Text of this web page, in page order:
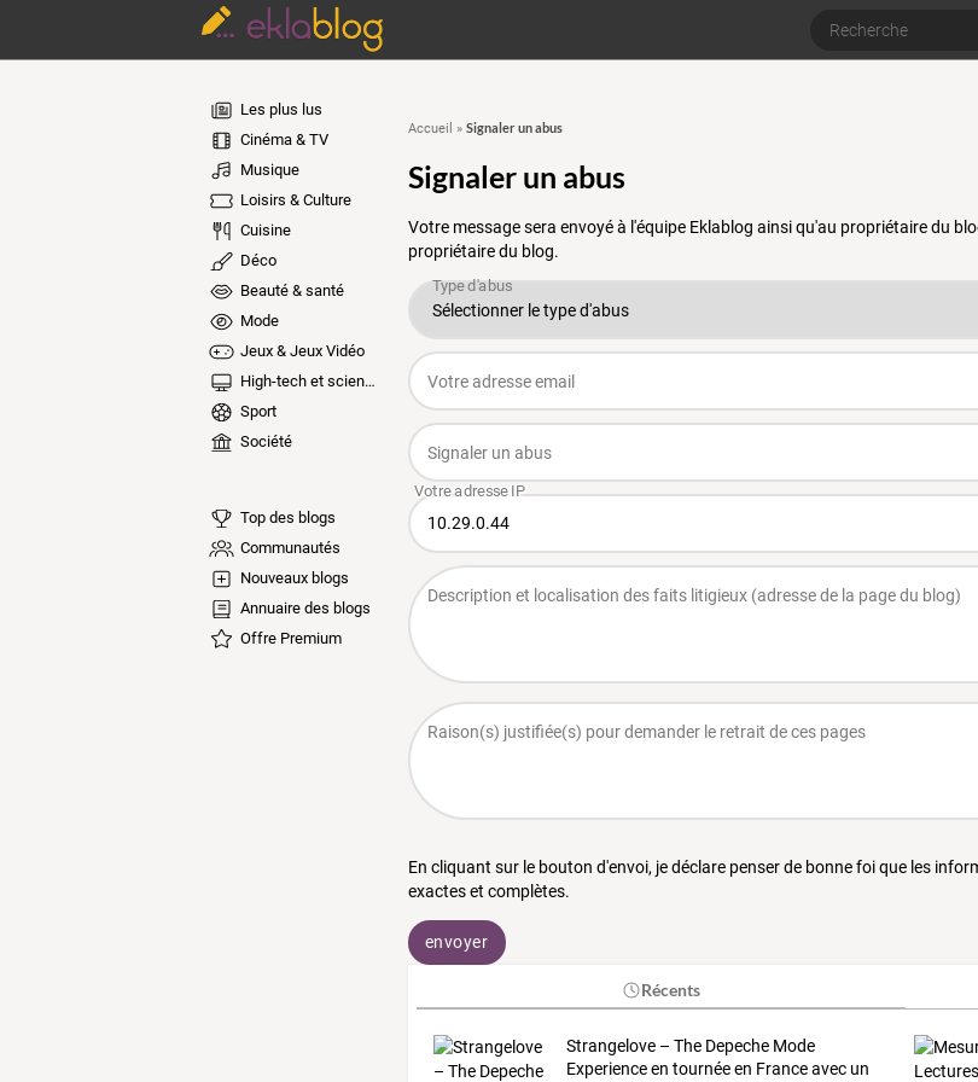
Les plus lus
Cinéma & TV
Musique
Loisirs & Culture
Cuisine
Déco
Beauté & santé
Mode
Jeux & Jeux Vidéo
High-tech et sciences
Sport
Société
Top des blogs
Communautés
Nouveaux blogs
Annuaire des blogs
Offre Premium
Accueil » Signaler un abus
Signaler un abus
Votre message sera envoyé à l'équipe Eklablog ainsi qu'au propriétaire du
propriétaire du blog.
En cliquant sur le bouton d'envoi, je déclare penser de bonne foi que les
exactes et complètes.
envoyer
Récents
Strangelove– TheDepecheMode
Experienceen tournéeen Franceavecun